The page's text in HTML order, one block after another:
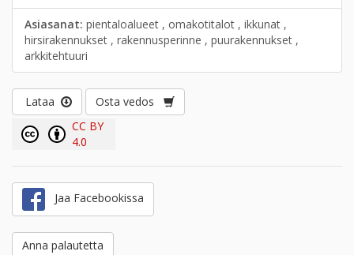
Asiasanat: pientaloalueet , omakotitalot , ikkunat ,
hirsirakennukset , rakennusperinne , puurakennukset ,
arkkitehtuuri
Lataa
Osta vedos
CC BY
4.0
Jaa Facebookissa
Anna palautetta